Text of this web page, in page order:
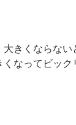
大きくならな
なってビック